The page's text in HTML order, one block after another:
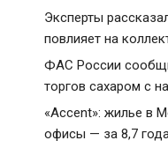
Эксперты
повлияет на
ФАС России
торгов сахаром с
«Accent»: жилье в
офисы — за 8,7